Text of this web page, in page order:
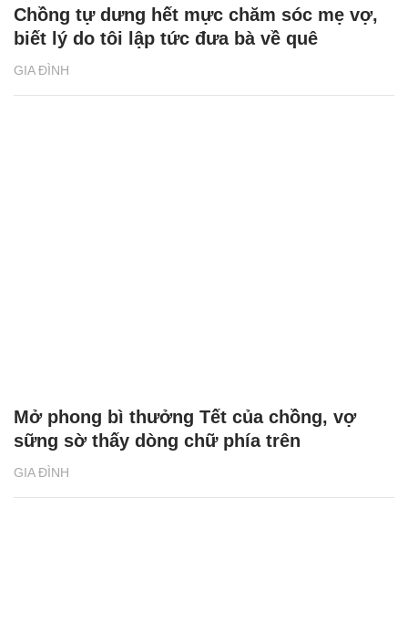
GIA ĐÌNH
Chồng tự dưng hết mực chăm sóc mẹ vợ,
biết lý do tôi lập tức đưa bà về quê
GIA ĐÌNH
Mở phong bì thưởng Tết của chồng, vợ
sững sờ thấy dòng chữ phía trên